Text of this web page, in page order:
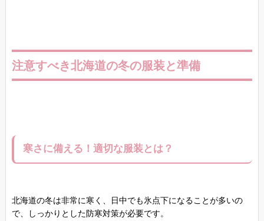
注意すべき北海道の冬の服装と準備
寒さに備える！適切な服装とは？
北海道の冬は非常に寒く、日中でも氷点下になることが多いの
で、しっかりとした防寒対策が必要です。